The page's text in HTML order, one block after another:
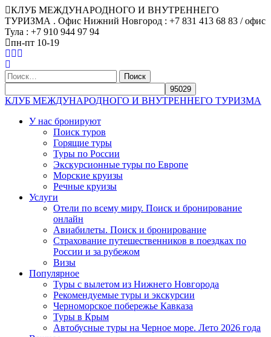
КЛУБ МЕЖДУНАРОДНОГО И ВНУТРЕННЕГО
ТУРИЗМА . Офис Нижний Новгород : +7 831 413 68 83 / офис
Тула : +7 910 944 97 94
пн-пт 10-19
Найти:
КЛУБ МЕЖДУНАРОДНОГО И ВНУТРЕННЕГО ТУРИЗМА
У нас бронируют
Поиск туров
Горящие туры
Туры по России
Экскурсионные туры по Европе
Морские круизы
Речные круизы
Услуги
Отели по всему миру. Поиск и бронирование
онлайн
Авиабилеты. Поиск и бронирование
Страхование путешественников в поездках по
России и за рубежом
Визы
Популярное
Туры с вылетом из Нижнего Новгорода
Рекомендуемые туры и экскурсии
Черноморское побережье Кавказа
Туры в Крым
Автобусные туры на Черное море. Лето 2026 года